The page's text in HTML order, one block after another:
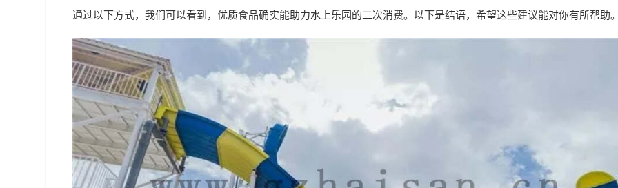
通过以下方式，我们可以看到，优质食品确实能助力水上乐园的二次消费。以下是结语，希望这些建议能对你有所帮助